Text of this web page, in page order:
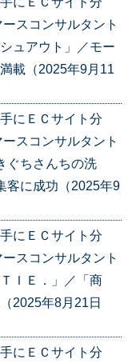
スコンサルタント
ュアウト」／モー
載（2025年9月11
にＥＣサイト分
スコンサルタント
ちさんちの洗
客に成功（2025年9
にＥＣサイト分
スコンサルタント
ＩＥ．」／「商
2025年8月21日
にＥＣサイト分